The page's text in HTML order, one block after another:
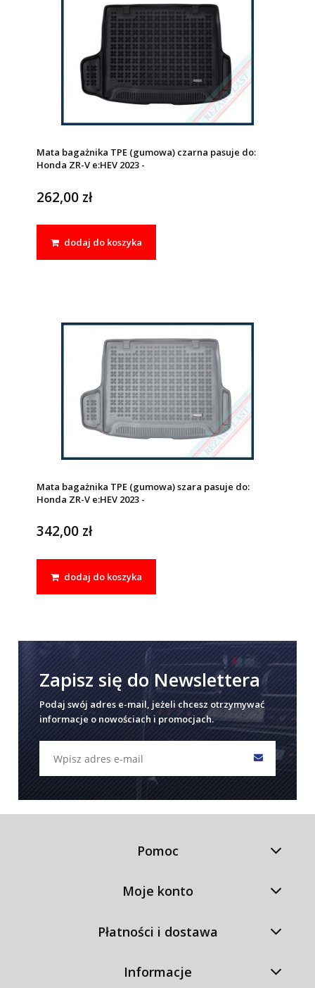
Mata bagażnika TPE (gumowa) czarna pasuje do:
Honda ZR-V e:HEV 2023 -
262,00 zł
dodaj do koszyka
Mata bagażnika TPE (gumowa) szara pasuje do:
Honda ZR-V e:HEV 2023 -
342,00 zł
dodaj do koszyka
Zapisz się do Newslettera
Podaj swój adres e-mail, jeżeli chcesz otrzymywać
informacje o nowościach i promocjach.
Pomoc
Moje konto
Płatności i dostawa
Informacje